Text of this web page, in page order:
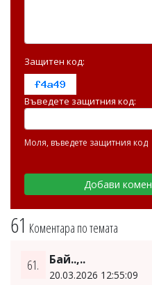
61 Коментара по темата
61. Бай..,..
20.03.2026 12:55:09
Защитен код:
Въведете защитния код:
Моля, въведете защитния код